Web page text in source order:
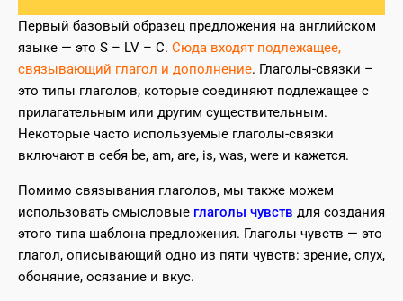
Первый базовый образец предложения на английском
языке — это S – LV – C. Сюда входят подлежащее,
связывающий глагол и дополнение. Глаголы-связки –
это типы глаголов, которые соединяют подлежащее с
прилагательным или другим существительным.
Некоторые часто используемые глаголы-связки
включают в себя be, am, are, is, was, were и кажется.
Помимо связывания глаголов, мы также можем
использовать смысловые глаголы чувств для создания
этого типа шаблона предложения. Глаголы чувств — это
глагол, описывающий одно из пяти чувств: зрение, слух,
обоняние, осязание и вкус.